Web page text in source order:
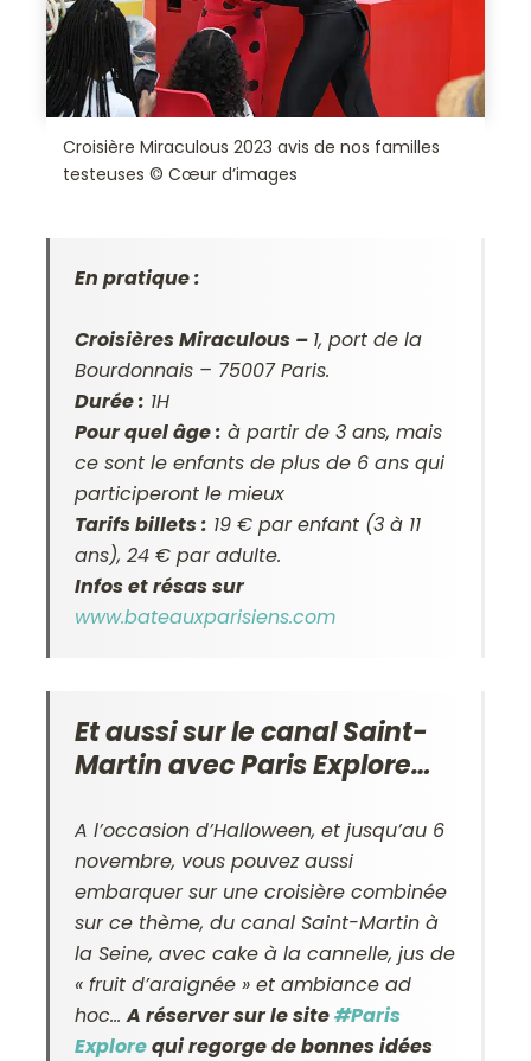
Croisière Miraculous 2023 avis de nos familles
testeuses © Cœur d’images
En pratique :
Croisières Miraculous – 1, port de la
Bourdonnais – 75007 Paris.
Durée : 1H
Pour quel âge : à partir de 3 ans, mais
ce sont le enfants de plus de 6 ans qui
participeront le mieux
Tarifs billets : 19 € par enfant (3 à 11
ans), 24 € par adulte.
Infos et résas sur
www.bateauxparisiens.com
Et aussi sur le canal Saint-
Martin avec Paris Explore…
A l’occasion d’Halloween, et jusqu’au 6
novembre, vous pouvez aussi
embarquer sur une croisière combinée
sur ce thème, du canal Saint-Martin à
la Seine, avec cake à la cannelle, jus de
« fruit d’araignée » et ambiance ad
hoc…A réserver sur le site#Paris
Explorequi regorge de bonnes idées